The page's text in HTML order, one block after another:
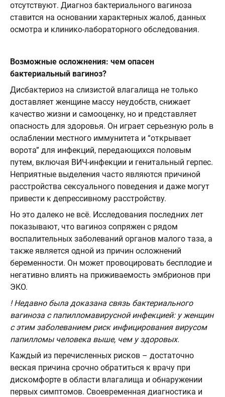
отсутствуют. Диагноз бактериального вагиноза
ставится на основании характерных жалоб, данных
осмотра и клинико-лабораторного обследования.
Возможные осложнения: чем опасен
бактериальный вагиноз?
Дисбактериоз на слизистой влагалища не только
доставляет женщине массу неудобств, снижает
качество жизни и самооценку, но и представляет
опасность для здоровья. Он играет серьезную роль в
ослаблении местного иммунитета и “открывает
ворота” для инфекций, передающихся половым
путем, включая ВИЧ-инфекции и генитальный герпес.
Неприятные выделения часто являются причиной
расстройства сексуального поведения и даже могут
привести к депрессивному расстройству.
Но это далеко не всё. Исследования последних лет
показывают, что вагиноз сопряжен с рядом
воспалительных заболеваний органов малого таза, а
также является одной из причин осложнений
беременности. Он может провоцировать бесплодие и
негативно влиять на приживаемость эмбрионов при
ЭКО.
! Недавно была доказана связь бактериального
вагиноза с папилломавирусной инфекцией: у женщин
с этим заболеванием риск инфицирования вирусом
папилломы человека выше, чем у здоровых.
Каждый из перечисленных рисков – достаточно
веская причина срочно обратиться к врачу при
дискомфорте в области влагалища и обнаружении
первых симптомов. Своевременная диагностика и